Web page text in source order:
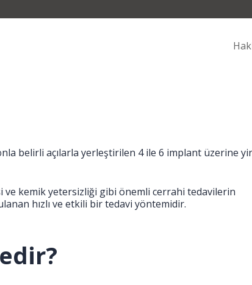
belirli açılarla yerleştirilen 4 ile 6 implant üzerine
ve kemik yetersizliği gibi önemli cerrahi tedavilerin
hızlı ve etkili bir tedavi yöntemidir.